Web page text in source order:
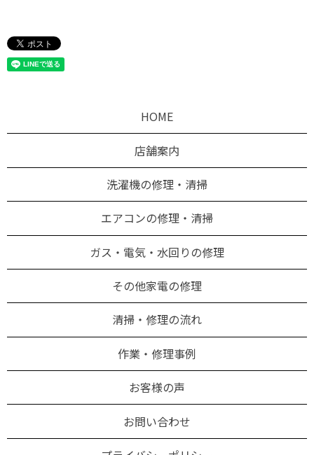
HOME
店舗案内
洗濯機の修理・清掃
エアコンの修理・清掃
ガス・電気・水回りの修理
その他家電の修理
清掃・修理の流れ
作業・修理事例
お客様の声
お問い合わせ